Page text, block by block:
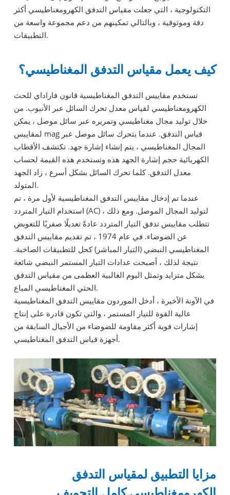
التكنولوجية ، التي جعلت مقياس التدفق الكهرومغناطيسي أكثر
دقة وموثوقية ، وبالتالي تمكينهم من دعم مجموعة واسعة من
التطبيقات.
كيف يعمل مقياس التدفق المغناطيسي؟
تستخدم مقاييس التدفق المغناطيسية قانون فاراداي للحث
الكهرومغناطيسي لقياس معدل تحرك السائل عبر الأنبوب. من
خلال توليد مجال مغناطيسي وتمريره عبر سائل موصل ، يمكن
لمقاييس mag قياس التدفق. عندما يتحرك سائل موصل عبر
المجال المغناطيسي ، يتم إنشاء إشارة جهد. تكتشف الأقطاب
الكهربائية حجم إشارة الجهد هذه وتستخدم هذه القيمة لحساب
معدل التدفق. كلما تحرك السائل بشكل أسرع ، زاد الجهد
المتولد.
عندما تم إدخال مقاييس التدفق المغناطيسية لأول مرة ، تم
استخدام التيار المتردد (AC) لتوليد المجال الموصل. ومع ذلك ،
تتطلب مقاييس تدفق التيار المتردد عادةً تعديلًا صفريًا للتعويض
عن الضوضاء. في عام 1974 ، تم تقديم مقاييس التدفق
المغناطيسي النبضي (التيار المباشر) كحل للتطبيقات الصاخبة.
نتيجة لذلك ، أصبحت عدادات التيار المستمر النبضي شائعة
بشكل متزايد وتمثل اليوم الغالبية العظمى من مقياس التدفق
الحثي المغناطيسي المباع.
في الآونة الأخيرة ، أدخل الموردون مقاييس التدفق المغناطيسية
عالية القوة للتيار المستمر ، والتي تكون قادرة على إنتاج
إشارات قوية أكثر مقاومة للضوضاء من الأجيال السابقة من
أجهزة قياس التدفق المغناطيسي.
مزايا التطبيق لمقياس التدفق